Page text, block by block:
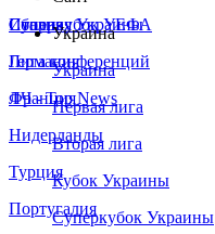
Сборная Украины
Италия
Германия
Франция
Нидерланды
Турция
Португалия
Суперкубок УЕФА
Лига конференций
ЛЧ - Top News
Украина
Украина
Первая лига
Вторая лига
Кубок Украины
Суперкубок Украины